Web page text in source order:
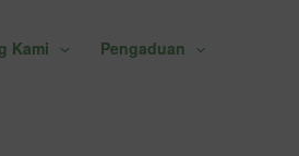
Kami Pengaduan